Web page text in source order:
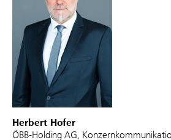
Herbert Hofer
ÖBB-Holding AG,